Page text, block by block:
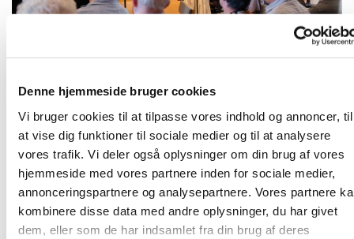
Denne hjemmeside bruger cookies
Vi bruger cookies til at tilpasse vores indhold og annoncer, til
at vise dig funktioner til sociale medier og til at analysere
vores trafik. Vi deler også oplysninger om din brug af vores
hjemmeside med vores partnere inden for sociale medier,
annonceringspartnere og analysepartnere. Vores partnere
kombinere disse data med andre oplysninger, du har givet
dem, eller som de har indsamlet fra din brug af deres
Velkommen i Karlslunde Strandkirke
Karlslunde Strandkirke er en karismatisk sognekirke, der
er en del af Dansk Oases menighedsnetværk. En kirke,
hvor lovsang og forbøn er en naturlig del af
gudstjenesten i skøn forening med folkekirkens
traditionelle elementer og hvor der lægges stor vægt på
Helligåndens virke. Vi har gudstjeneste om søndagen kl.